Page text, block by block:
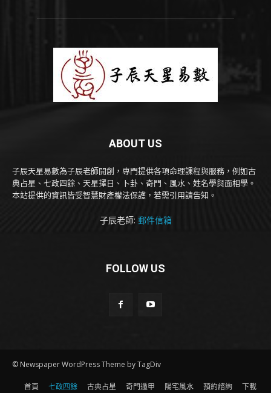
ABOUT US
子辰天星易數為子辰老師開創，專門提供各項命理課程與服務，例如古
典占星、七政四餘、天星擇日、卜卦、奇門、風水、姓名學與面相學。
本站提供的資訊皆受智慧財產權法保護，若需引用請告知。
子辰老師: 郵件信箱
FOLLOW US
© Newspaper WordPress Theme by TagDiv
首頁 七政四餘 古典占星 奇門遁甲 陽宅風水 預約諮詢 下載